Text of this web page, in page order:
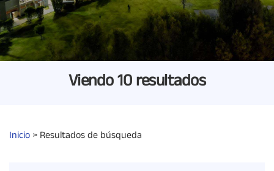
Viendo10 resultados
Inicio>Resultados de búsqueda